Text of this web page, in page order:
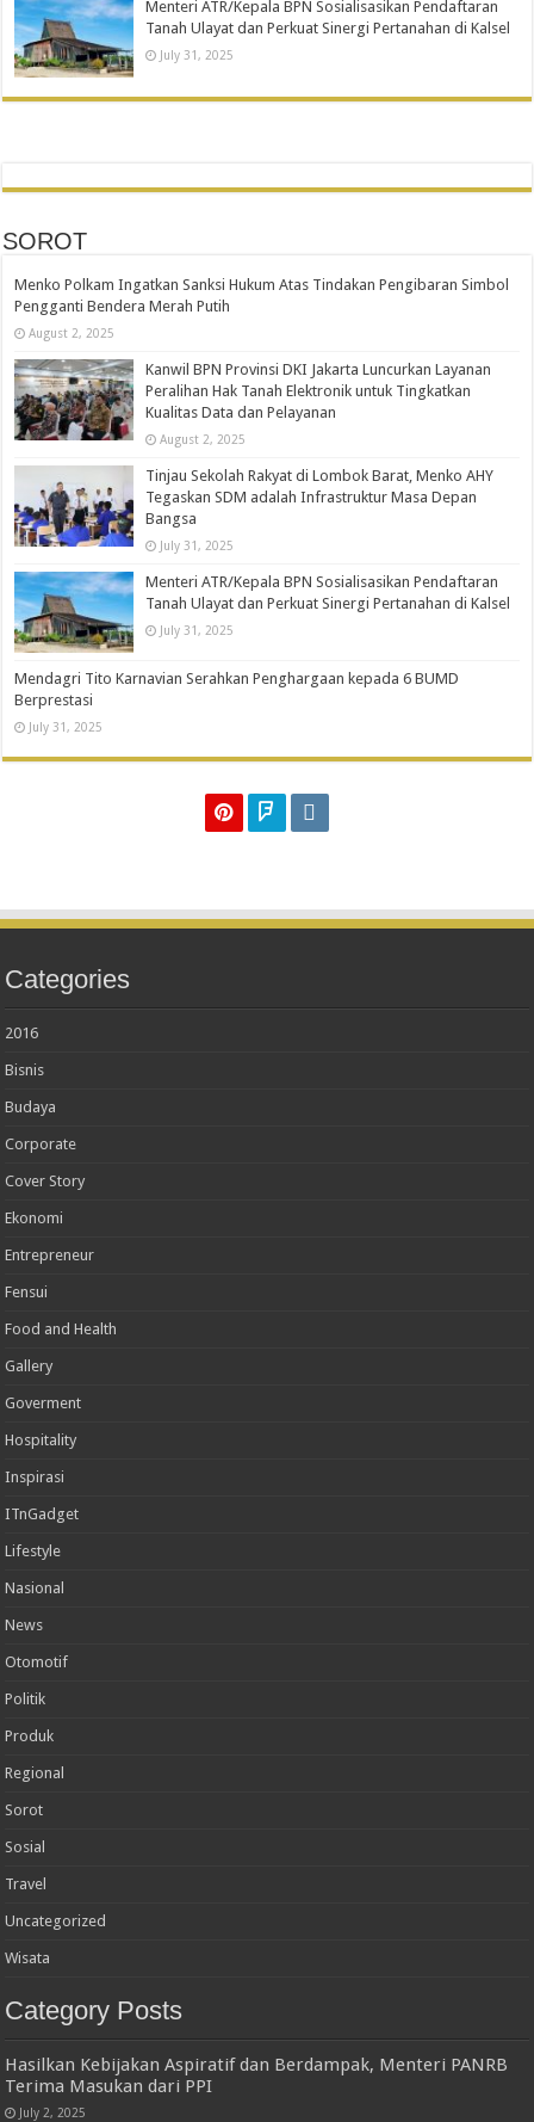
Menteri ATR/Kepala BPN Sosialisasikan Pendaftaran
Tanah Ulayat dan Perkuat Sinergi Pertanahan di Kalsel
July 31, 2025
SOROT
Menko Polkam Ingatkan Sanksi Hukum Atas Tindakan Pengibaran Simbol
Pengganti Bendera Merah Putih
August 2, 2025
Kanwil BPN Provinsi DKI Jakarta Luncurkan Layanan
Peralihan Hak Tanah Elektronik untuk Tingkatkan
Kualitas Data dan Pelayanan
August 2, 2025
Tinjau Sekolah Rakyat di Lombok Barat, Menko AHY
Tegaskan SDM adalah Infrastruktur Masa Depan
Bangsa
July 31, 2025
Menteri ATR/Kepala BPN Sosialisasikan Pendaftaran
Tanah Ulayat dan Perkuat Sinergi Pertanahan di Kalsel
July 31, 2025
Mendagri Tito Karnavian Serahkan Penghargaan kepada 6 BUMD
Berprestasi
July 31, 2025
Categories
2016
Bisnis
Budaya
Corporate
Cover Story
Ekonomi
Entrepreneur
Fensui
Food and Health
Gallery
Goverment
Hospitality
Inspirasi
ITnGadget
Lifestyle
Nasional
News
Otomotif
Politik
Produk
Regional
Sorot
Sosial
Travel
Uncategorized
Wisata
Category Posts
Hasilkan Kebijakan Aspiratif dan Berdampak, Menteri PANRB
Terima Masukan dari PPI
July 2, 2025